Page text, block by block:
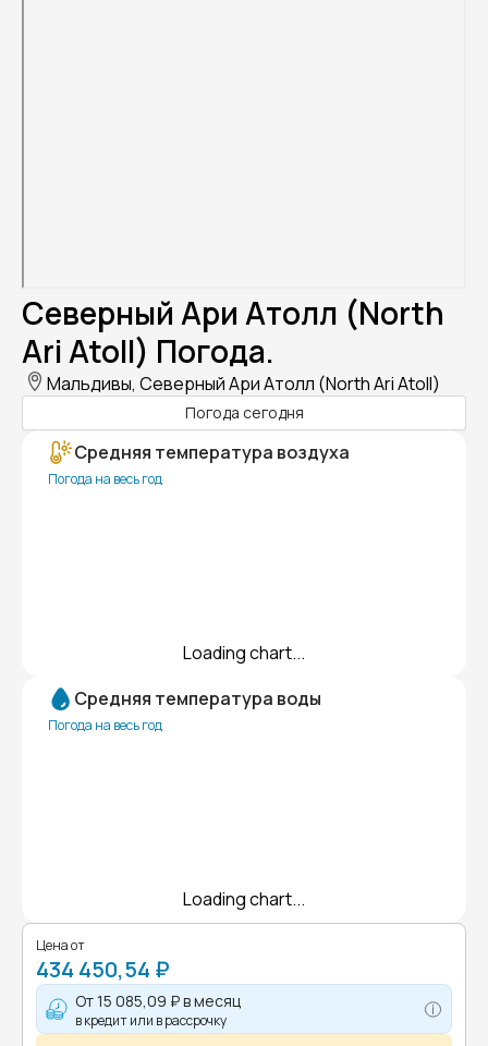
Северный Ари Атолл (North
Ari Atoll) Погода.
Мальдивы, Северный Ари Атолл (North Ari Atoll)
Погода сегодня
Средняя температура воздуха
Погода на весь год
Loading chart...
Средняя температура воды
Погода на весь год
Loading chart...
Цена от
434 450,54 ₽
От15 085,09 ₽в месяц
в кредит или в рассрочку